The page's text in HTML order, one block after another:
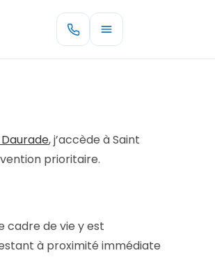
, j’accède à Saint
prioritaire.
cadre de vie y est
à proximité immédiate